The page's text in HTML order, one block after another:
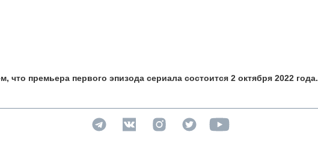
что премьера первого эпизода сериала состоится 2 октября 2022 года.